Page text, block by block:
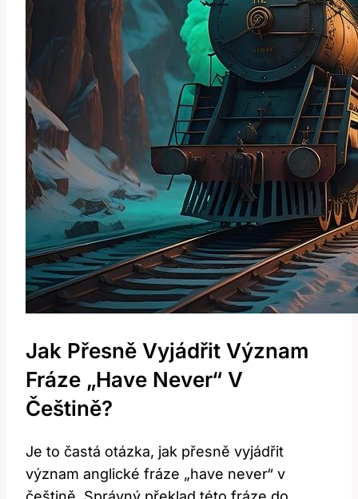
Jak Přesně Vyjádřit Význam
Fráze „have Never“ V
Češtině?
Je to častá otázka, jak přesně vyjádřit
význam anglické fráze „have never“ v